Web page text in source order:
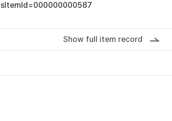
sItemId=000000000587
Show full item record